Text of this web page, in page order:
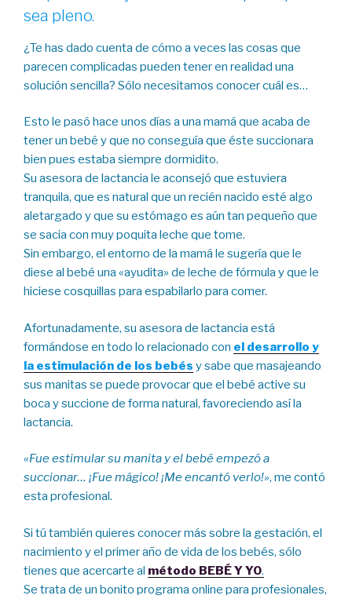
sea pleno.
¿Te has dado cuenta de cómo a veces las cosas que
parecen complicadas pueden tener en realidad una
solución sencilla? Sólo necesitamos conocer cuál es…
Esto le pasó hace unos días a una mamá que acaba de
tener un bebé y que no conseguía que éste succionara
bien pues estaba siempre dormidito.
Su asesora de lactancia le aconsejó que estuviera
tranquila, que es natural que un recién nacido esté algo
aletargado y que su estómago es aún tan pequeño que
se sacia con muy poquita leche que tome.
Sin embargo, el entorno de la mamá le sugería que le
diese al bebé una «ayudita» de leche de fórmula y que le
hiciese cosquillas para espabilarlo para comer.
Afortunadamente, su asesora de lactancia está
formándose en todo lo relacionado con el desarrollo y
la estimulación de los bebés y sabe que masajeando
sus manitas se puede provocar que el bebé active su
boca y succione de forma natural, favoreciendo así la
lactancia.
«Fue estimular su manita y el bebé empezó a
succionar… ¡Fue mágico! ¡Me encantó verlo!», me contó
esta profesional.
Si tú también quieres conocer más sobre la gestación, el
nacimiento y el primer año de vida de los bebés, sólo
tienes que acercarte al método BEBÉ Y YO.
Se trata de un bonito programa online para profesionales,